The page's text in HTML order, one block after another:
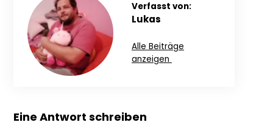
Verfasst von:
Lukas
Alle Beiträge
anzeigen
Eine Antwort schreiben